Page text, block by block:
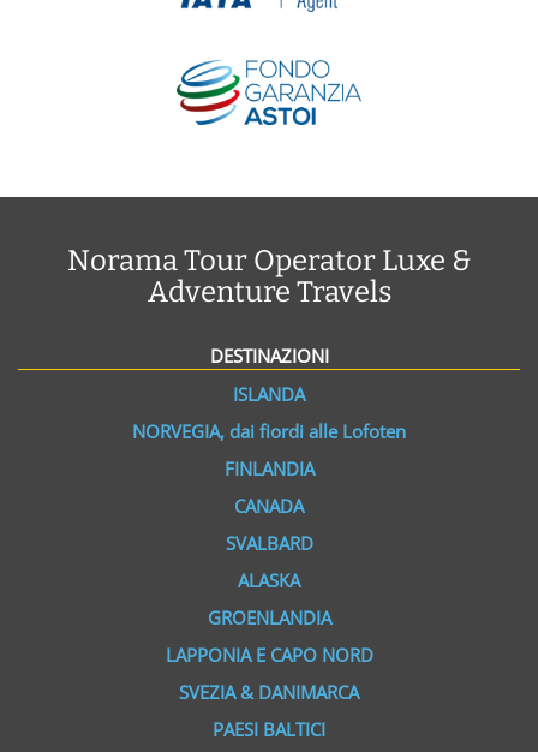
Norama Tour Operator Luxe &
Adventure Travels
DESTINAZIONI
ISLANDA
NORVEGIA, dai fiordi alle Lofoten
FINLANDIA
CANADA
SVALBARD
ALASKA
GROENLANDIA
LAPPONIA E CAPO NORD
SVEZIA & DANIMARCA
PAESI BALTICI